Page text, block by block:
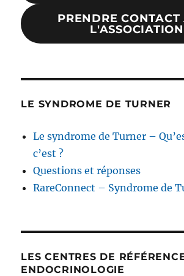
PRENDRE CONTACT
L'ASSOCIATION
LE SYNDROME DE TURNER
Le syndrome de Turner –
c’est ?
Questions et réponses
RareConnect – Syndrome de
LES CENTRES DE
ENDOCRINOLOGIE